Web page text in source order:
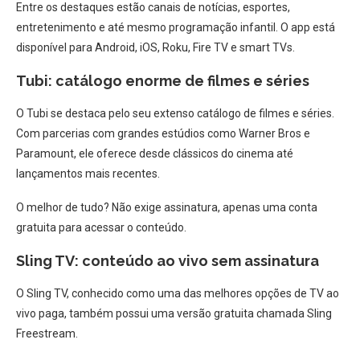
Entre os destaques estão canais de notícias, esportes,
entretenimento e até mesmo programação infantil. O app está
disponível para Android, iOS, Roku, Fire TV e smart TVs.
Tubi: catálogo enorme de filmes e séries
O Tubi se destaca pelo seu extenso catálogo de filmes e séries.
Com parcerias com grandes estúdios como Warner Bros e
Paramount, ele oferece desde clássicos do cinema até
lançamentos mais recentes.
O melhor de tudo? Não exige assinatura, apenas uma conta
gratuita para acessar o conteúdo.
Sling TV: conteúdo ao vivo sem assinatura
O Sling TV, conhecido como uma das melhores opções de TV ao
vivo paga, também possui uma versão gratuita chamada Sling
Freestream.